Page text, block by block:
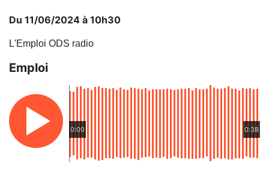
Du 11/06/2024 à 10h30
L'Emploi ODS radio
Emploi
0:00 0:38